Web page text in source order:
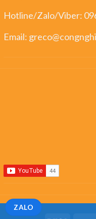
ZALO
Hotline/Zalo/Viber:
Email: